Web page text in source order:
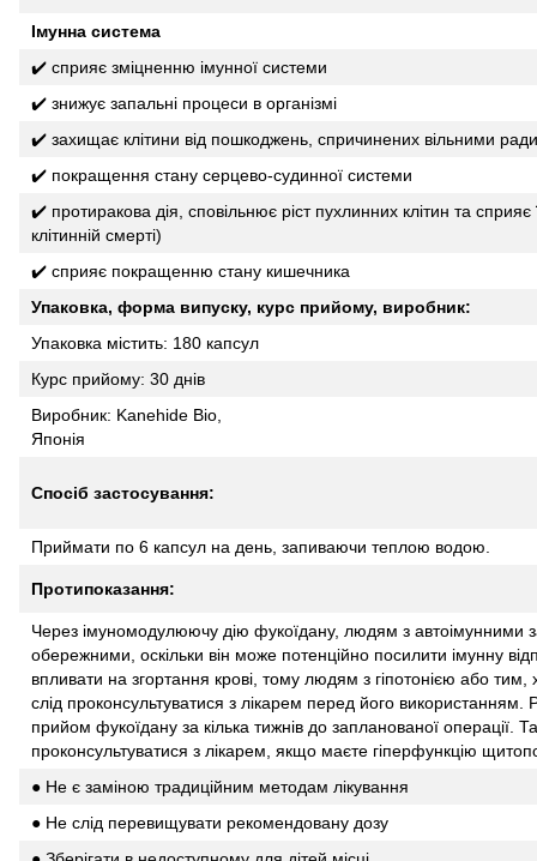
Імунна система
✔️ сприяє зміцненню імунної системи
✔️ знижує запальні процеси в організмі
✔️ захищає клітини від пошкоджень, спричинених вільними
✔️ покращення стану серцево-судинної системи
✔️ протиракова дія, сповільнює ріст пухлинних клітин та
клітинній смерті)
✔️ сприяє покращенню стану кишечника
Упаковка, форма випуску, курс прийому, виробник:
Упаковка містить: 180 капсул
Курс прийому: 30 днів
Виробник: Kanehide Bio,
Японія
Спосіб застосування:
Приймати по 6 капсул на день, запиваючи теплою водою.
Протипоказання:
Через імуномодулюючу дію фукоїдану, людям з автоімунними
обережними, оскільки він може потенційно посилити імунну
впливати на згортання крові, тому людям з гіпотонією або
слід проконсультуватися з лікарем перед його
прийом фукоїдану за кілька тижнів до запланованої операції.
проконсультуватися з лікарем, якщо маєте гіперфункцію
● Не є заміною традиційним методам лікування
● Не слід перевищувати рекомендовану дозу